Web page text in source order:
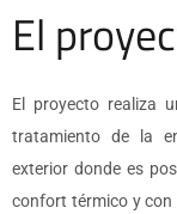
El
El proyecto realiza
tratamiento de la
exterior donde es
confort térmico y con